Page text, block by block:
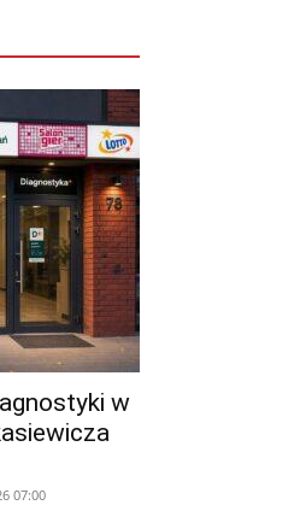
w
07:00